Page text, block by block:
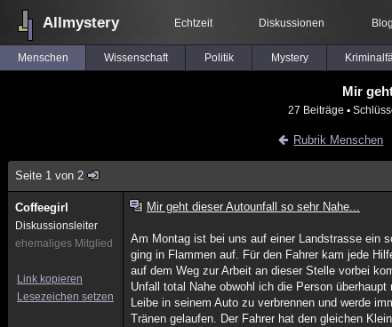
Allmystery Echtzeit Diskussionen
Menschen Wissenschaft Politik Mystery
Mir
27 Beiträge ▪
Rubrik Menschen
Seite 1 von 2
Coffeegirl
Diskussionsleiter
ehemaliges Mitglied
Link kopieren
Lesezeichen setzen
Mir geht dieser Autounfall so sehr Nahe...
Am Montag ist bei uns auf einer Landstrasse ein
ging in Flammen auf. Für den Fahrer kam jede
auf dem Weg zur Arbeit an dieser Stelle vorbei
Unfall total Nahe obwohl ich die Person
Leibe in seinem Auto zu verbrennen und werde
Tränen gelaufen. Der Fahrer hat den gleichen